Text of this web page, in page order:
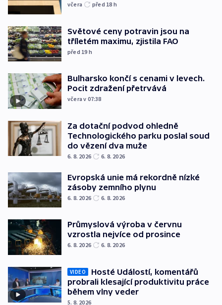
včera před 18 h
Světové ceny potravin jsou na
tříletém maximu, zjistila FAO
před 19 h
Bulharsko končí s cenami v levech.
Pocit zdražení přetrvává
včera v 07:38
Za dotační podvod ohledně
Technologického parku poslal soud
do vězení dva muže
6. 8. 2026 6. 8. 2026
Evropská unie má rekordně nízké
zásoby zemního plynu
6. 8. 2026 6. 8. 2026
Průmyslová výroba v červnu
vzrostla nejvíce od prosince
6. 8. 2026 6. 8. 2026
VIDEO
Hosté Událostí, komentářů
probrali klesající produktivitu práce
během vlny veder
5. 8. 2026